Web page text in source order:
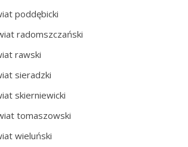
poddębicki
radomszczański
rawski
sieradzki
skierniewicki
tomaszowski
wieluński